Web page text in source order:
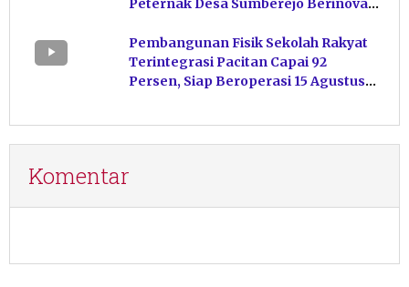
Peternak Desa Sumberejo Berinovasi
Pembangunan Fisik Sekolah Rakyat
Terintegrasi Pacitan Capai 92
Persen, Siap Beroperasi 15 Agustus
Komentar